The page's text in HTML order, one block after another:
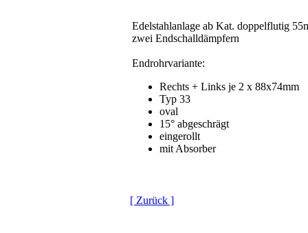
Edelstahlanlage ab Kat. doppelflutig
zwei Endschalldämpfern
Endrohrvariante:
Rechts + Links je 2 x 88x74mm
Typ 33
oval
15° abgeschrägt
eingerollt
mit Absorber
[ Zurück ]